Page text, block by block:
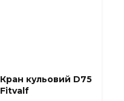
Кран кульовий D75
Fitvalf